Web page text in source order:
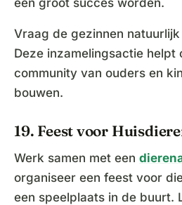
Vraag de gezinnen
Deze inzamelingsactie helpt
community van ouders en
bouwen.
19. Feest voor
Werk samen met een
organiseer een feest voor
een speelplaats in de buurt.